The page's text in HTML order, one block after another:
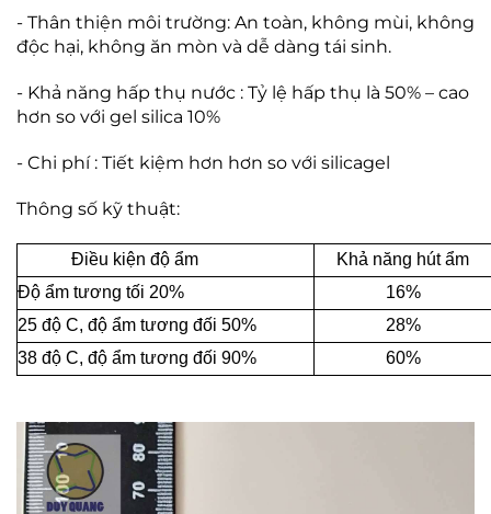
- Thân thiện môi trường: An toàn, không mùi, không
độc hại, không ăn mòn và dễ dàng tái sinh.
- Khả năng hấp thụ nước : Tỷ lệ hấp thụ là 50% – cao
hơn so với gel silica 10%
- Chi phí : Tiết kiệm hơn hơn so với silicagel
Thông số kỹ thuật:
Điều kiện độ ẩm
Khả năng hút ẩm
Độ ẩm tương tối 20%
16%
25 độ C, độ ẩm tương đối 50%
28%
38 độ C, độ ẩm tương đối 90%
60%